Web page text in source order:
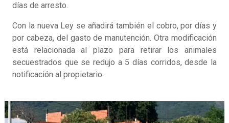
días de arresto.
Con la nueva Ley se añadirá también el cobro, por días y
por cabeza, del gasto de manutención. Otra modificación
está relacionada al plazo para retirar los animales
secuestrados que se redujo a 5 días corridos, desde la
notificación al propietario.